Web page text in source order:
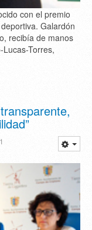
con el premio
Galardón
recibía de manos
Torres,